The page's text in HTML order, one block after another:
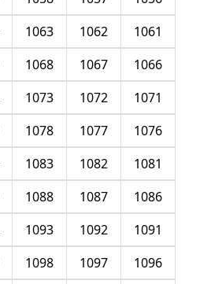
1061
1062
1063
1066
1067
1068
1071
1072
1073
1076
1077
1078
1081
1082
1083
1086
1087
1088
1091
1092
1093
1096
1097
1098